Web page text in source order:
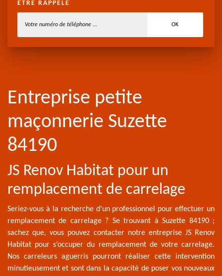
ÊTRE RAPPELÉ
Entreprise petite
maçonnerie Suzette
84190
JS Renov Habitat pour un
remplacement de carrelage
Seriez-vous à la recherche d’un professionnel pour effectuer un
remplacement de carrelage ? Se trouvant à Suzette 84190 ;
sachez que, vous pouvez contacter notre entreprise JS Renov
Habitat pour s’occuper du remplacement de votre carrelage.
Nos carreleurs aguerris pourront réaliser cette intervention
minutieusement et sont dans la capacité de poser vos nouveaux